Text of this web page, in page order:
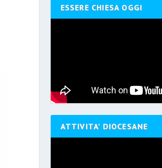
ESSERE CHIESA OGGI
ATTIVITA’ DIOCESANE